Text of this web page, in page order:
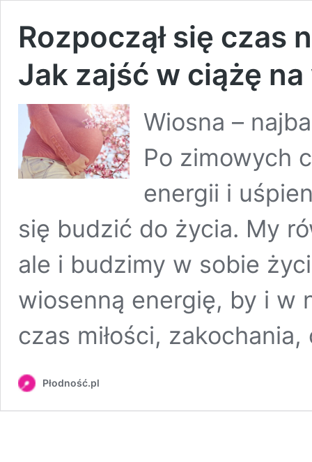
Rozpoczął się czas
Jak zajść w ciążę
Wiosna –
Po zimowych
energii i
się budzić do życia. My
ale i budzimy w sobie
wiosenną energię, by i w
czas miłości,
Płodność.pl